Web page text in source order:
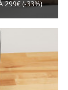
299€ (-33%)